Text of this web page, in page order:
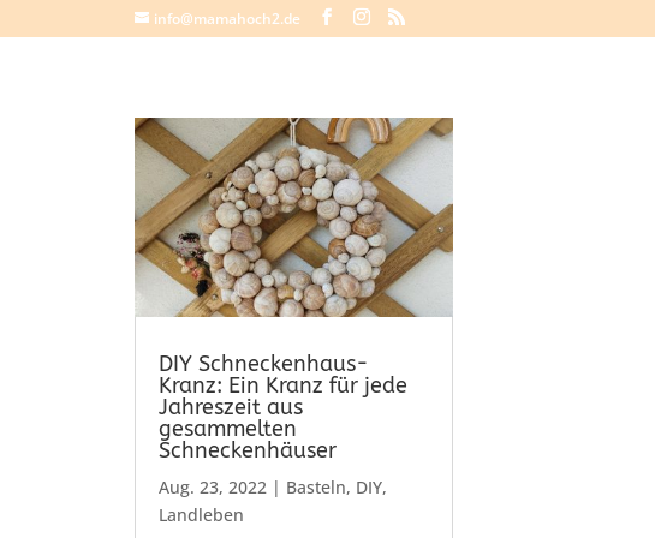
info@mamahoch2.de
DIY Schneckenhaus-
Kranz: Ein Kranz für jede
Jahreszeit aus
gesammelten
Schneckenhäuser
Aug. 23, 2022| Basteln, DIY,
Landleben